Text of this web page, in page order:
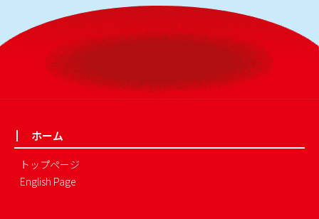
ホーム
トップページ
English Page